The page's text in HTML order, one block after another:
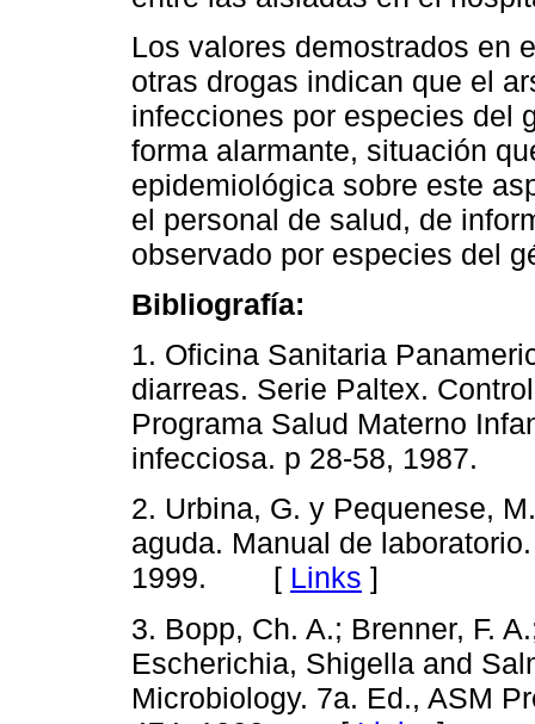
Los valores demostrados en
otras drogas indican que el
infecciones por especies del
forma alarmante, situación
epidemiológica sobre este
el personal de salud, de
observado por especies del
Bibliografía:
1. Oficina Sanitaria
diarreas. Serie Paltex.
Programa Salud Materno
infecciosa. p 28-58,
2. Urbina, G. y Pequenese,
aguda. Manual de
1999. [ Links ]
3. Bopp, Ch. A.; Brenner, F.
Escherichia, Shigella and
Microbiology. 7a. Ed., ASM